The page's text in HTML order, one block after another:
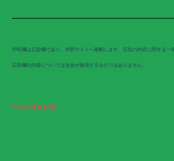
[PR]欄は広告欄であり、外部サイトへ移動します。広告の内容に関する一
広告欄の内容については当会が推奨するものではありません。
Facebook